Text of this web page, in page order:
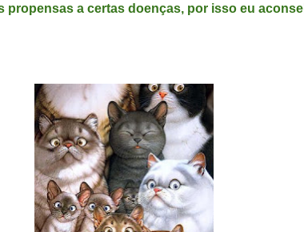
propensas a certas doenças, por isso eu